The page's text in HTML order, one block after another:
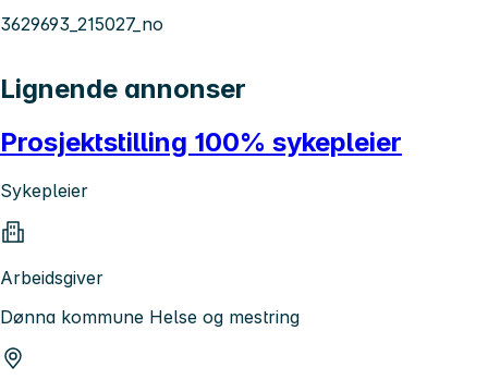
3629693_215027_no
Lignende annonser
Prosjektstilling 100% sykepleier
Sykepleier
Arbeidsgiver
Dønna kommune Helse og mestring